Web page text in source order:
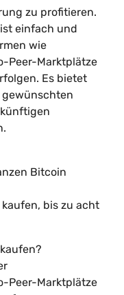
zu profitieren.
einfach und
wie
Peer-Marktplätze
Es bietet
Bitcoin
bis zu acht
Peer-Marktplätze